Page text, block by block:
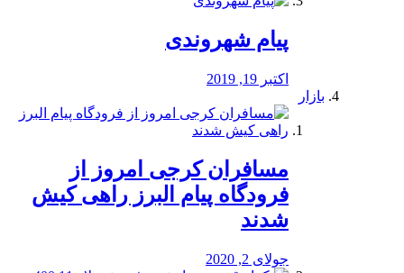
پیام شهروندی
اکتبر 19, 2019
بازار
مسافران کرجی امروز از
فرودگاه پیام البرز راهی کیش
شدند
جولای 2, 2020